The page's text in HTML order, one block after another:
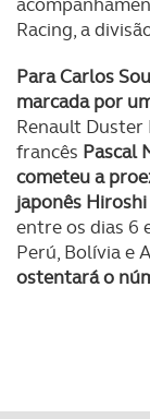
O ACP
dados pessoais
consentimento
necessário no
Realçamos que
tecnologias
experiência de
disponibilizados.
Racing, a
Para Carlos
marcada por
Renault Duster
francês Pascal
cometeu a
japonês
entre os dias 6
Perú, Bolívia e
ostentará o